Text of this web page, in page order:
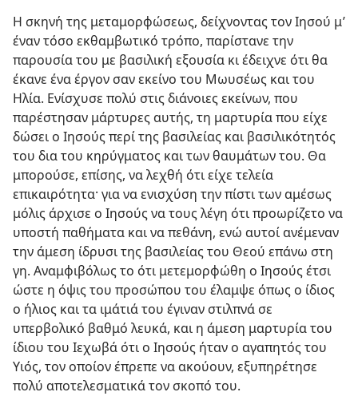
Η σκηνή της μεταμορφώσεως, δείχνοντας τον Ιησού μ’
έναν τόσο εκθαμβωτικό τρόπο, παρίστανε την
παρουσία του με βασιλική εξουσία κι έδειχνε ότι θα
έκανε ένα έργον σαν εκείνο του Μωυσέως και του
Ηλία. Ενίσχυσε πολύ στις διάνοιες εκείνων, που
παρέστησαν μάρτυρες αυτής, τη μαρτυρία που είχε
δώσει ο Ιησούς περί της βασιλείας και βασιλικότητός
του δια του κηρύγματος και των θαυμάτων του. Θα
μπορούσε, επίσης, να λεχθή ότι είχε τελεία
επικαιρότητα· για να ενισχύση την πίστι των αμέσως
μόλις άρχισε ο Ιησούς να τους λέγη ότι προωρίζετο να
υποστή παθήματα και να πεθάνη, ενώ αυτοί ανέμεναν
την άμεση ίδρυσι της βασιλείας του Θεού επάνω στη
γη. Αναμφιβόλως το ότι μετεμορφώθη ο Ιησούς έτσι
ώστε η όψις του προσώπου του έλαμψε όπως ο ίδιος
ο ήλιος και τα ιμάτιά του έγιναν στιλπνά σε
υπερβολικό βαθμό λευκά, και η άμεση μαρτυρία του
ίδιου του Ιεχωβά ότι ο Ιησούς ήταν ο αγαπητός του
Υιός, τον οποίον έπρεπε να ακούουν, εξυπηρέτησε
πολύ αποτελεσματικά τον σκοπό του.